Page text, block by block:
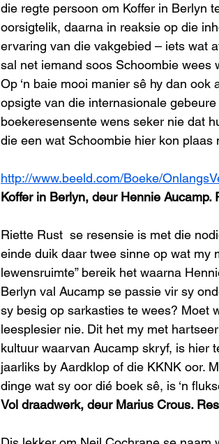
die regte persoon om Koffer in Berlyn
oorsigtelik, daarna in reaksie op die
ervaring van die vakgebied – iets wat
sal net iemand soos Schoombie wees
Op ‘n baie mooi manier sê hy dan
opsigte van die internasionale
boekeresensente wens seker nie dat
die een wat Schoombie hier kon plaas
http://www.beeld.com/Boeke/
Koffer in Berlyn, deur Hennie
Riette Rust  se resensie is met die
einde duik daar twee sinne op wat my
lewensruimte” bereik het waarna
Berlyn val Aucamp se passie vir sy
sy besig op sarkasties te wees? Moet
leesplesier nie. Dit het my met
kultuur waarvan Aucamp skryf, is hier
jaarliks by Aardklop of die KKNK oor.
dinge wat sy oor dié boek sê, is ‘n
Vol draadwerk, deur Marius Crous.